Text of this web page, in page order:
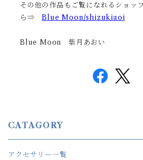
その他の作品もご覧になれるショッ
ら⇒Blue Moon/shizukiaoi
Blue Moon 紫月あおい
CATAGORY
アクセサリー一覧